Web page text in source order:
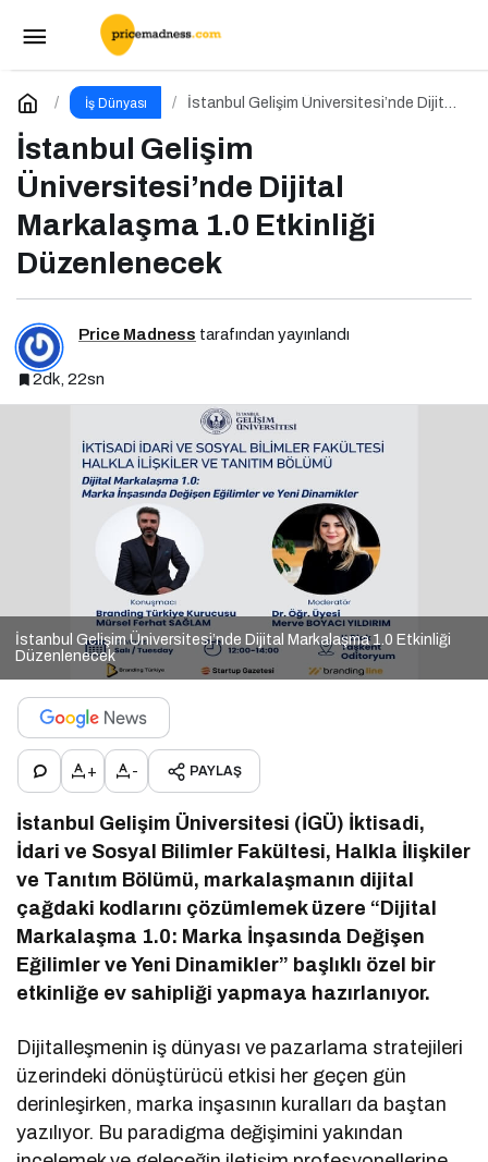
İş Dünyası
İstanbul Gelişim Üniversitesi’nde Dijital
İstanbul Gelişim
Üniversitesi’nde Dijital
Markalaşma 1.0 Etkinliği
Düzenlenecek
Price Madness tarafından yayınlandı
2dk, 22sn
İstanbul Gelişim Üniversitesi’nde Dijital Markalaşma 1.0 Etkinliği
Düzenlenecek
+ - PAYLAŞ
İstanbul Gelişim Üniversitesi (İGÜ) İktisadi,
İdari ve Sosyal Bilimler Fakültesi, Halkla İlişkiler
ve Tanıtım Bölümü, markalaşmanın dijital
çağdaki kodlarını çözümlemek üzere “Dijital
Markalaşma 1.0: Marka İnşasında Değişen
Eğilimler ve Yeni Dinamikler” başlıklı özel bir
etkinliğe ev sahipliği yapmaya hazırlanıyor.
Dijitalleşmenin iş dünyası ve pazarlama stratejileri
üzerindeki dönüştürücü etkisi her geçen gün
derinleşirken, marka inşasının kuralları da baştan
yazılıyor. Bu paradigma değişimini yakından
Pazarlama Odaklı Podcast Serisi: Pazarlama
Sohbetleri
Yorum Yap